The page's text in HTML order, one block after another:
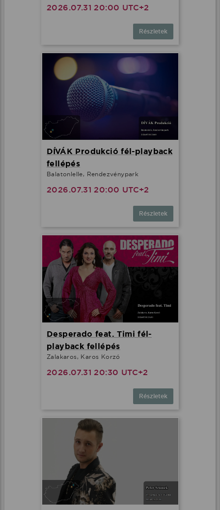
2026.07.31 20:00 UTC+2
Részletek
DÍVÁK Produkció fél-playback
fellépés
Balatonlelle, Rendezvénypark
2026.07.31 20:00 UTC+2
Részletek
Desperado feat. Timi fél-
playback fellépés
Zalakaros, Karos Korzó
2026.07.31 20:30 UTC+2
Részletek